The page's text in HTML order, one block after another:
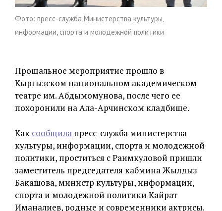
Фото: пресс-служба Министерства культуры,
информации, спорта и молодежной политики
Прощальное мероприятие прошло в
Кыргызском национальном академическом
театре им. Абдымомунова, после чего ее
похоронили на Ала-Арчинском кладбище.
Как сообщила пресс-служба министерства
культуры, информации, спорта и молодежной
политики, проститься с Раимкуловой пришли
заместитель председателя кабмина Жылдыз
Бакашова, министр культуры, информации,
спорта и молодежной политики Кайрат
Иманалиев, родные и современники актрисы.